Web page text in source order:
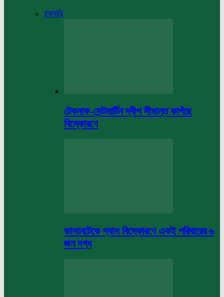
রকমারি
টেকনাফ-সেন্টমার্টিন দ্বীপ সীমান্ত কাপঁছে
বিস্ফোরণে
ভাসানটেকে গ্যাস বিস্ফোরণে একই পরিবারের ৬
জন দগ্ধ